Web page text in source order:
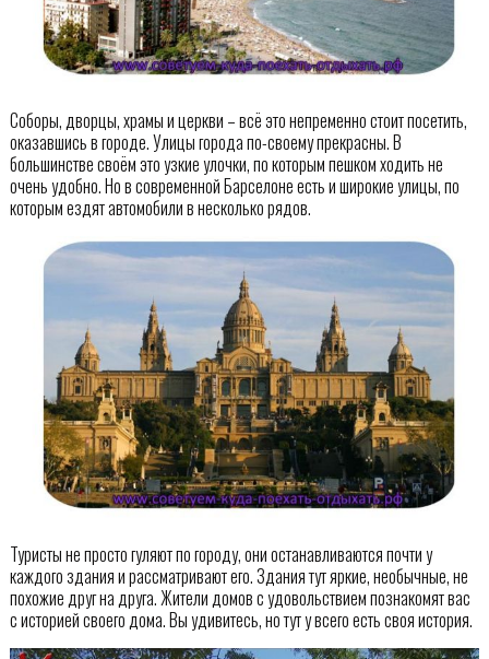
Соборы, дворцы, храмы и церкви – всё это непременно стоит посетить,
оказавшись в городе. Улицы города по-своему прекрасны. В
большинстве своём это узкие улочки, по которым пешком ходить не
очень удобно. Но в современной Барселоне есть и широкие улицы, по
которым ездят автомобили в несколько рядов.
Туристы не просто гуляют по городу, они останавливаются почти у
каждого здания и рассматривают его. Здания тут яркие, необычные, не
похожие друг на друга. Жители домов с удовольствием познакомят вас
с историей своего дома. Вы удивитесь, но тут у всего есть своя история.